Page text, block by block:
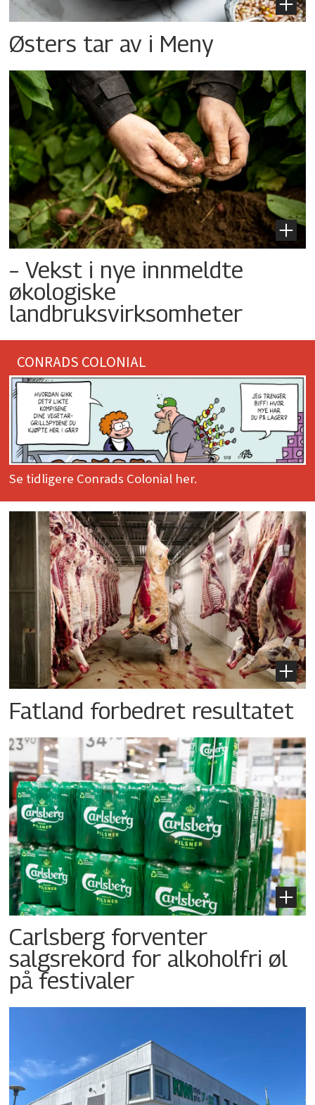
Østers tar av i Meny
– Vekst i nye innmeldte
økologiske
landbruksvirksomheter
CONRADS COLONIAL
Se tidligere Conrads Colonial her.
Fatland forbedret resultatet
Carlsberg forventer
salgsrekord for alkoholfri øl
på festivaler